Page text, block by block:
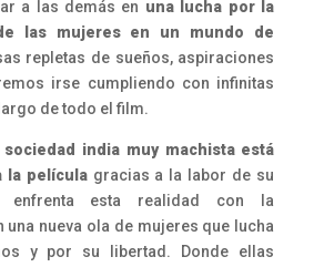
a las demás en una lucha por la
las mujeres en un mundo de
repletas de sueños, aspiraciones
irse cumpliendo con infinitas
de todo el film.
sociedad india muy machista está
la películagracias a la labor de su
enfrenta esta realidad con la
una nueva ola de mujeres que lucha
y por su libertad. Donde ellas